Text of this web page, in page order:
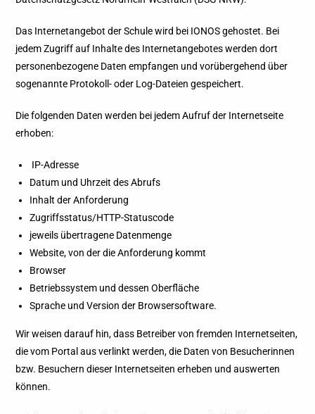
Das Internetangebot der Schule wird bei IONOS gehostet. Bei
jedem Zugriff auf Inhalte des Internetangebotes werden dort
personenbezogene Daten empfangen und vorübergehend über
sogenannte Protokoll- oder Log-Dateien gespeichert.
Die folgenden Daten werden bei jedem Aufruf der Internetseite
erhoben:
IP-Adresse
Datum und Uhrzeit des Abrufs
Inhalt der Anforderung
Zugriffsstatus/HTTP-Statuscode
jeweils übertragene Datenmenge
Website, von der die Anforderung kommt
Browser
Betriebssystem und dessen Oberfläche
Sprache und Version der Browsersoftware.
Wir weisen darauf hin, dass Betreiber von fremden Internetseiten,
die vom Portal aus verlinkt werden, die Daten von Besucherinnen
bzw. Besuchern dieser Internetseiten erheben und auswerten
können.